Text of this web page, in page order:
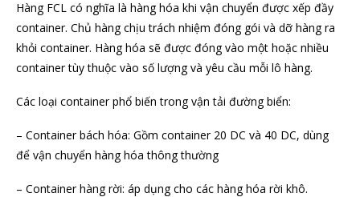
Hàng FCL có nghĩa là hàng hóa khi vận chuyển được xếp đầy
container. Chủ hàng chịu trách nhiệm đóng gói và dỡ hàng ra
khỏi container. Hàng hóa sẽ được đóng vào một hoặc nhiều
container tùy thuộc vào số lượng và yêu cầu mỗi lô hàng.
Các loại container phổ biến trong vận tải đường biển:
– Container bách hóa: Gồm container 20 DC và 40 DC, dùng
để vận chuyển hàng hóa thông thường
– Container hàng rời: áp dụng cho các hàng hóa rời khô.